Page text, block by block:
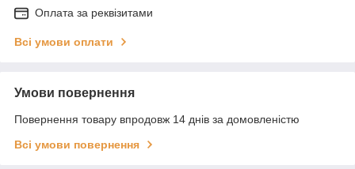
Оплата за реквізитами
Всі умови оплати
Умови повернення
Повернення товару впродовж 14 днів за домовленістю
Всі умови повернення